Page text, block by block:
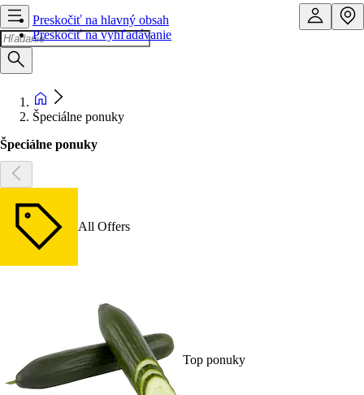
Preskočiť na hlavný obsah
Preskočiť na vyhľadávanie
Špeciálne ponuky
Špeciálne ponuky
All Offers
Top ponuky